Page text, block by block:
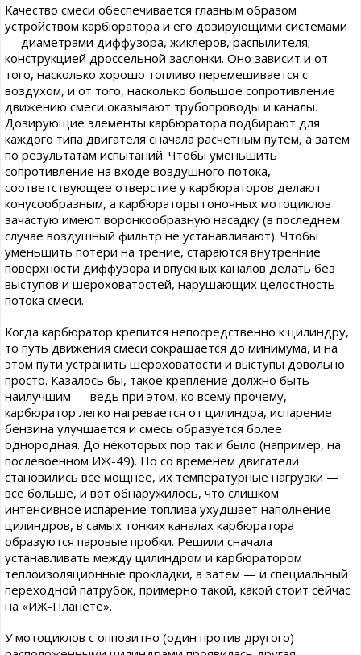
Качество смеси обеспечивается главным образом
устройством карбюратора и его дозирующими системами
— диаметрами диффузора, жиклеров, распылителя;
конструкцией дроссельной заслонки. Оно зависит и от
того, насколько хорошо топливо перемешивается с
воздухом, и от того, насколько большое сопротивление
движению смеси оказывают трубопроводы и каналы.
Дозирующие элементы карбюратора подбирают для
каждого типа двигателя сначала расчетным путем, а затем
по результатам испытаний. Чтобы уменьшить
сопротивление на входе воздушного потока,
соответствующее отверстие у карбюраторов делают
конусообразным, а карбюраторы гоночных мотоциклов
зачастую имеют воронкообразную насадку (в последнем
случае воздушный фильтр не устанавливают). Чтобы
уменьшить потери на трение, стараются внутренние
поверхности диффузора и впускных каналов делать без
выступов и шероховатостей, нарушающих целостность
потока смеси.
Когда карбюратор крепится непосредственно к цилиндру,
то путь движения смеси сокращается до минимума, и на
этом пути устранить шероховатости и выступы довольно
просто. Казалось бы, такое крепление должно быть
наилучшим — ведь при этом, ко всему прочему,
карбюратор легко нагревается от цилиндра, испарение
бензина улучшается и смесь образуется более
однородная. До некоторых пор так и было (например, на
послевоенном ИЖ-49). Но со временем двигатели
становились все мощнее, их температурные нагрузки —
все больше, и вот обнаружилось, что слишком
интенсивное испарение топлива ухудшает наполнение
цилиндров, в самых тонких каналах карбюратора
образуются паровые пробки. Решили сначала
устанавливать между цилиндром и карбюратором
теплоизоляционные прокладки, а затем — и специальный
переходной патрубок, примерно такой, какой стоит сейчас
на «ИЖ-Планете».
У мотоциклов с оппозитно (один против другого)